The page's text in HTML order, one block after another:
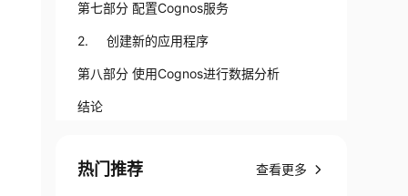
第七部分 配置Cognos服务
2. 创建新的应用程序
第八部分 使用Cognos进行数据分析
结论
热门推荐 查看更多